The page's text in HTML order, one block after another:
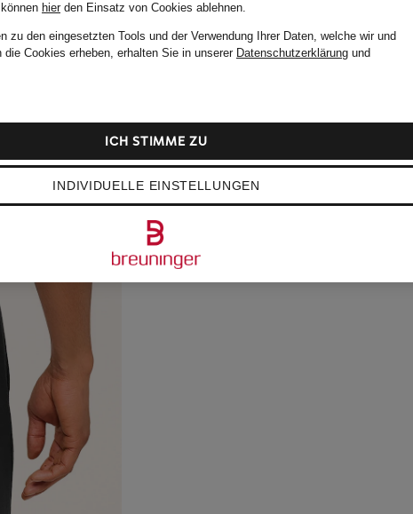
hierden Einsatz von Cookies ablehnen.
zu den eingesetzten Tools und der Verwendung Ihrer Daten, welche wir und
die Cookies erheben, erhalten Sie in unserer Datenschutzerklärung und
INDIVIDUELLE EINSTELLUNGEN
ICH STIMME ZU